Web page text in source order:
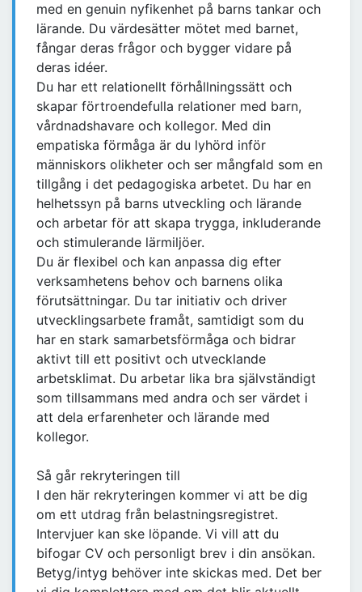
med en genuin nyfikenhet på barns tankar och
lärande. Du värdesätter mötet med barnet,
fångar deras frågor och bygger vidare på
deras idéer.
Du har ett relationellt förhållningssätt och
skapar förtroendefulla relationer med barn,
vårdnadshavare och kollegor. Med din
empatiska förmåga är du lyhörd inför
människors olikheter och ser mångfald som en
tillgång i det pedagogiska arbetet. Du har en
helhetssyn på barns utveckling och lärande
och arbetar för att skapa trygga, inkluderande
och stimulerande lärmiljöer.
Du är flexibel och kan anpassa dig efter
verksamhetens behov och barnens olika
förutsättningar. Du tar initiativ och driver
utvecklingsarbete framåt, samtidigt som du
har en stark samarbetsförmåga och bidrar
aktivt till ett positivt och utvecklande
arbetsklimat. Du arbetar lika bra självständigt
som tillsammans med andra och ser värdet i
att dela erfarenheter och lärande med
kollegor.
Så går rekryteringen till
I den här rekryteringen kommer vi att be dig
om ett utdrag från belastningsregistret.
Intervjuer kan ske löpande. Vi vill att du
bifogar CV och personligt brev i din ansökan.
Betyg/intyg behöver inte skickas med. Det ber